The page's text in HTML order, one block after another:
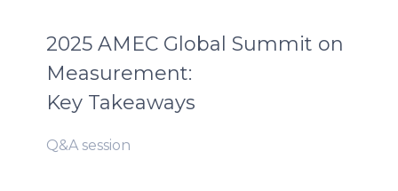
2025 AMEC Global Summit on
Measurement:
Key Takeaways
Q&A session